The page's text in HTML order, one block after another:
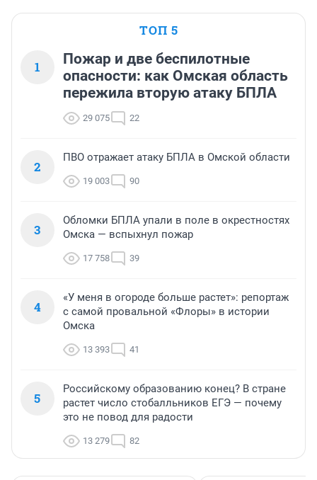
ТОП 5
1
Пожар и две беспилотные
опасности: как Омская область
пережила вторую атаку БПЛА
29 075 22
2
ПВО отражает атаку БПЛА в Омской области
19 003 90
3
Обломки БПЛА упали в поле в окрестностях
Омска — вспыхнул пожар
17 758 39
4
«У меня в огороде больше растет»: репортаж
с самой провальной «Флоры» в истории
Омска
13 393 41
5
Российскому образованию конец? В стране
растет число стобалльников ЕГЭ — почему
это не повод для радости
13 279 82